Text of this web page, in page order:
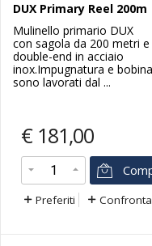
DUX Primary Reel 200m
Mulinello primario DUX
con sagola da 200 metri e
double-end in acciaio
inox.Impugnatura e bobina
sono lavorati dal ...
€ 181,00
Preferiti Confronta